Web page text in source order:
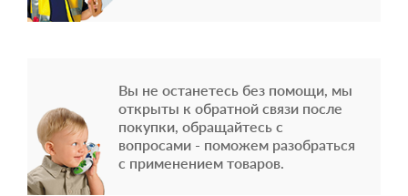
Вы не останетесь без помощи, мы
открыты к обратной связи после
покупки, обращайтесь с
вопросами - поможем разобраться
с применением товаров.